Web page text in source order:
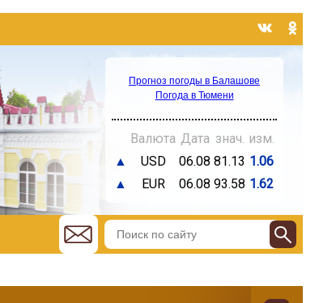
Прогноз погоды в Балашове
Погода в Тюмени
Валюта Дата знач. изм.
▲
USD 06.08 81.13 1.06
▲
EUR 06.08 93.58 1.62